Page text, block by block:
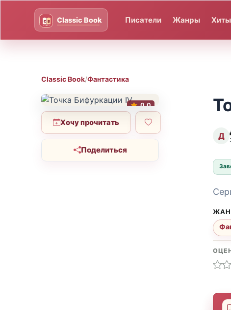
Писатели Жанры Хиты
Classic Book/Фантастика
0.0
Хочу прочитать
Поделиться
Д